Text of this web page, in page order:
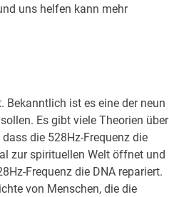
uns helfen kann mehr
Bekanntlich ist es eine der neun
Es gibt viele Theorien über
die 528Hz-Frequenz die
zur spirituellen Welt öffnet und
Frequenz die DNA repariert.
von Menschen, die die